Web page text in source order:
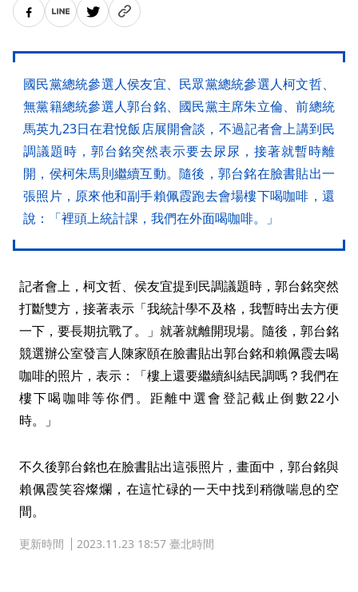
國民黨總統參選人侯友宜、民眾黨總統參選人柯文哲、
無黨籍總統參選人郭台銘、國民黨主席朱立倫、前總統
馬英九23日在君悅飯店展開會談，不過記者會上講到民
調議題時，郭台銘突然表示要去尿尿，接著就暫時離
開，侯柯朱馬則繼續互動。隨後，郭台銘在臉書貼出一
張照片，原來他和副手賴佩霞跑去會場樓下喝咖啡，還
說：「裡頭上統計課，我們在外面喝咖啡。」
記者會上，柯文哲、侯友宜提到民調議題時，郭台銘突然
打斷雙方，接著表示「我統計學不及格，我暫時出去方便
一下，要長期抗戰了。」就著就離開現場。隨後，郭台銘
競選辦公室發言人陳家頤在臉書貼出郭台銘和賴佩霞去喝
咖啡的照片，表示：「樓上還要繼續糾結民調嗎？我們在
樓下喝咖啡等你們。距離中選會登記截止倒數22小
時。」
不久後郭台銘也在臉書貼出這張照片，畫面中，郭台銘與
賴佩霞笑容燦爛，在這忙碌的一天中找到稍微喘息的空
間。
更新時間 2023.11.23 18:57 臺北時間